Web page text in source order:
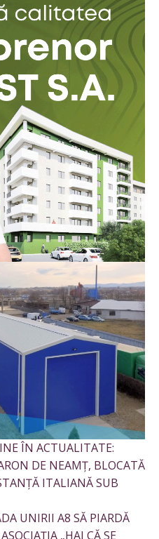
ÎN ACTUALITATE:
DE NEAMȚ, BLOCATĂ
ITALIANĂ SUB
UNIRII A8 SĂ PIARDĂ
„HAI CĂ SE